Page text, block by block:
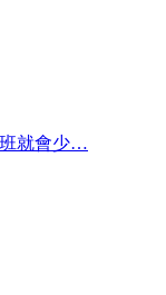
就會少…